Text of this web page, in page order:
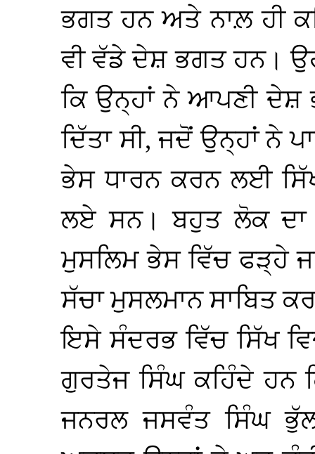
ਭਗਤ ਹਨ ਅਤੇ ਨਾਲ਼ ਹੀ
ਵੀ ਵੱਡੇ ਦੇਸ਼ ਭਗਤ ਹਨ।
ਕਿ ਉਨ੍ਹਾਂ ਨੇ ਆਪਣੀ ਦੇਸ਼
ਦਿੱਤਾ ਸੀ, ਜਦੋਂ ਉਨ੍ਹਾਂ ਨੇ
ਭੇਸ ਧਾਰਨ ਕਰਨ ਲਈ
ਲਏ ਸਨ। ਬਹੁਤ ਲੋਕ ਦਾ
ਮੁਸਲਿਮ ਭੇਸ ਵਿੱਚ ਫੜ੍ਹੇ
ਸੱਚਾ ਮੁਸਲਮਾਨ ਸਾਬਿਤ
ਇਸੇ ਸੰਦਰਭ ਵਿੱਚ ਸਿੱਖ
ਗੁਰਤੇਜ ਸਿੰਘ ਕਹਿੰਦੇ ਹਨ
ਜਨਰਲ ਜਸਵੰਤ ਸਿੰਘ